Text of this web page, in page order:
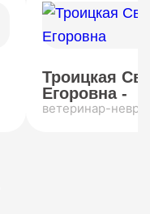
Троицкая
Егоровна -
ветеринар-